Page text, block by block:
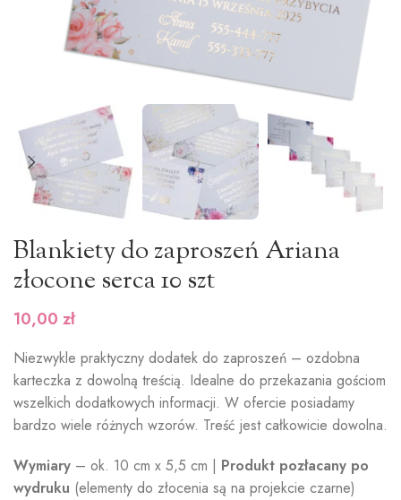
Blankiety do zaproszeń Ariana
złocone serca 10 szt
10,00 zł
Niezwykle praktyczny dodatek do zaproszeń – ozdobna
karteczka z dowolną treścią. Idealne do przekazania gościom
wszelkich dodatkowych informacji. W ofercie posiadamy
bardzo wiele różnych wzorów. Treść jest całkowicie dowolna.
Wymiary – ok. 10 cm x 5,5 cm | Produkt pozłacany po
wydruku (elementy do złocenia są na projekcie czarne)